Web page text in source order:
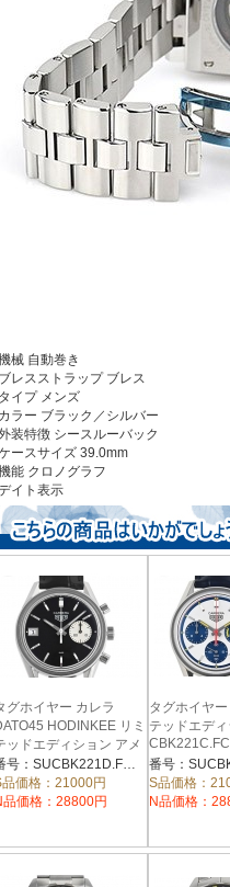
械 自動巻き
ブレスストラップ ブレス
タイプ メンズ
カラー ブラック／シルバー
装特徴 シースルーバック
ースサイズ 39.0mm
能 クロノグラフ
イト表示
グホイヤー カレラ
HODINKEE リミ
ッドエディション アメ
カ CBK221D.FC6479番号：SUCBK221D.FC6479
価格：21000円
品価格：28800円
タグホイヤ
テッドエデ
S品価格：
N品価格：